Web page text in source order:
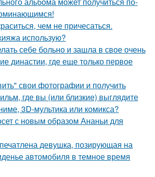
чем не причесаться.
использую?
себе больно и зашла в свое очень
династии, где еще только первое
свои фотографии и получить
где вы (или близкие) выглядите
3D-мультика или комикса?
с новым образом Ананьи для
девушка, позирующая на
автомобиля в темное время